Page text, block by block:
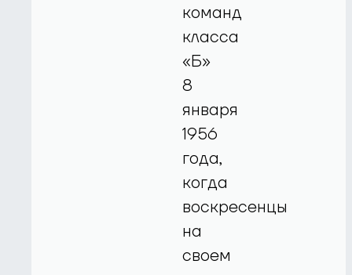
команд
класса
«Б»
8
января
1956
года,
когда
воскресенцы
на
своем